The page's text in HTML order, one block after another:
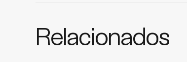
Relacionados